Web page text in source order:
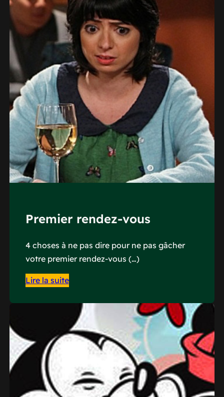
Premier rendez-vous
4 choses à ne pas dire pour ne pas gâcher
votre premier rendez-vous (…)
Lire la suite